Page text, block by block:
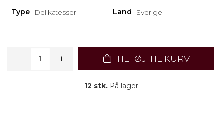
Type Delikatesser Land Sverige
TILFØJ TIL KURV
12 stk.På lager